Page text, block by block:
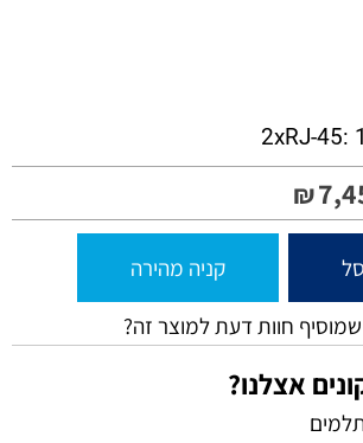
2xRJ-45:
₪
קניה מהירה
שמוסיף חוות דעת למוצר זה?
אצלנו?